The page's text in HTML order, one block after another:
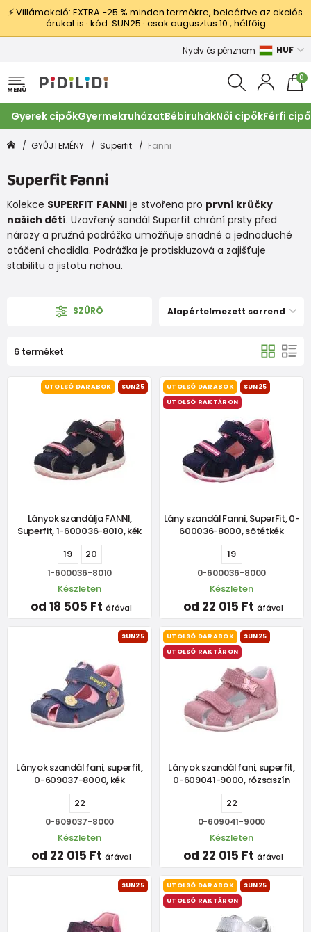
⚡ Villámakció: EXTRA −25 % minden termékre, beleértve az akciós
árukat is · kód: SUN25 · csak augusztus 10., hétfőig
Nyelv és pénznem HUF
MENÜ
0
Gyerek cipőkGyermekruházatBébiruhákNői cipőkFérfi
GYŰJTEMÉNY Superfit Fanni
Superfit Fanni
Kolekce SUPERFIT FANNI je stvořena pro první krůčky
našich dětí. Uzavřený sandál Superfit chrání prsty před
nárazy a pružná podrážka umožňuje snadné a jednoduché
otáčení chodidla. Podrážka je protiskluzová a zajišťuje
stabilitu a jistotu nohou.
SZÛRÕ Alapértelmezett sorrend
6 terméket
UTOLSÓ DARABOK SUN25
Lányok szandálja FANNI,
Superfit, 1-600036-8010, kék
19
20
1-600036-8010
Készleten
od 18 505 Ft áfával
UTOLSÓ DARABOK
SUN25
UTOLSÓ RAKTÁRON
Lány szandál Fanni, SuperFit, 0-
600036-8000, sötétkék
19
0-600036-8000
Készleten
od 22 015 Ft áfával
SUN25
Lányok szandál fani, superfit,
0-609037-8000, kék
22
0-609037-8000
Készleten
od 22 015 Ft áfával
UTOLSÓ DARABOK
SUN25
UTOLSÓ RAKTÁRON
Lányok szandál fani, superfit,
0-609041-9000, rózsaszín
22
0-609041-9000
Készleten
od 22 015 Ft áfával
SUN25 UTOLSÓ DARABOK
SUN25
UTOLSÓ RAKTÁRON